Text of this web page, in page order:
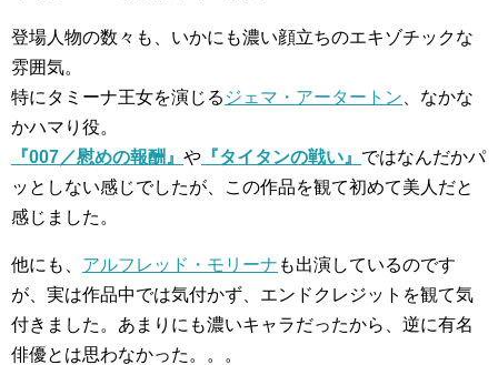
登場人物の数々も、いかにも濃い顔立ちのエキゾチックな
雰囲気。
特にタミーナ王女を演じる ジェマ・アータートン 、なかな
かハマり役。
『007／慰めの報酬』 や 『タイタンの戦い』 ではなんだかパ
ッとしない感じでしたが、この作品を観て初めて美人だと
感じました。
他にも、 アルフレッド・モリーナ も出演しているのです
が、実は作品中では気付かず、エンドクレジットを観て気
付きました。あまりにも濃いキャラだったから、逆に有名
俳優とは思わなかった。。。